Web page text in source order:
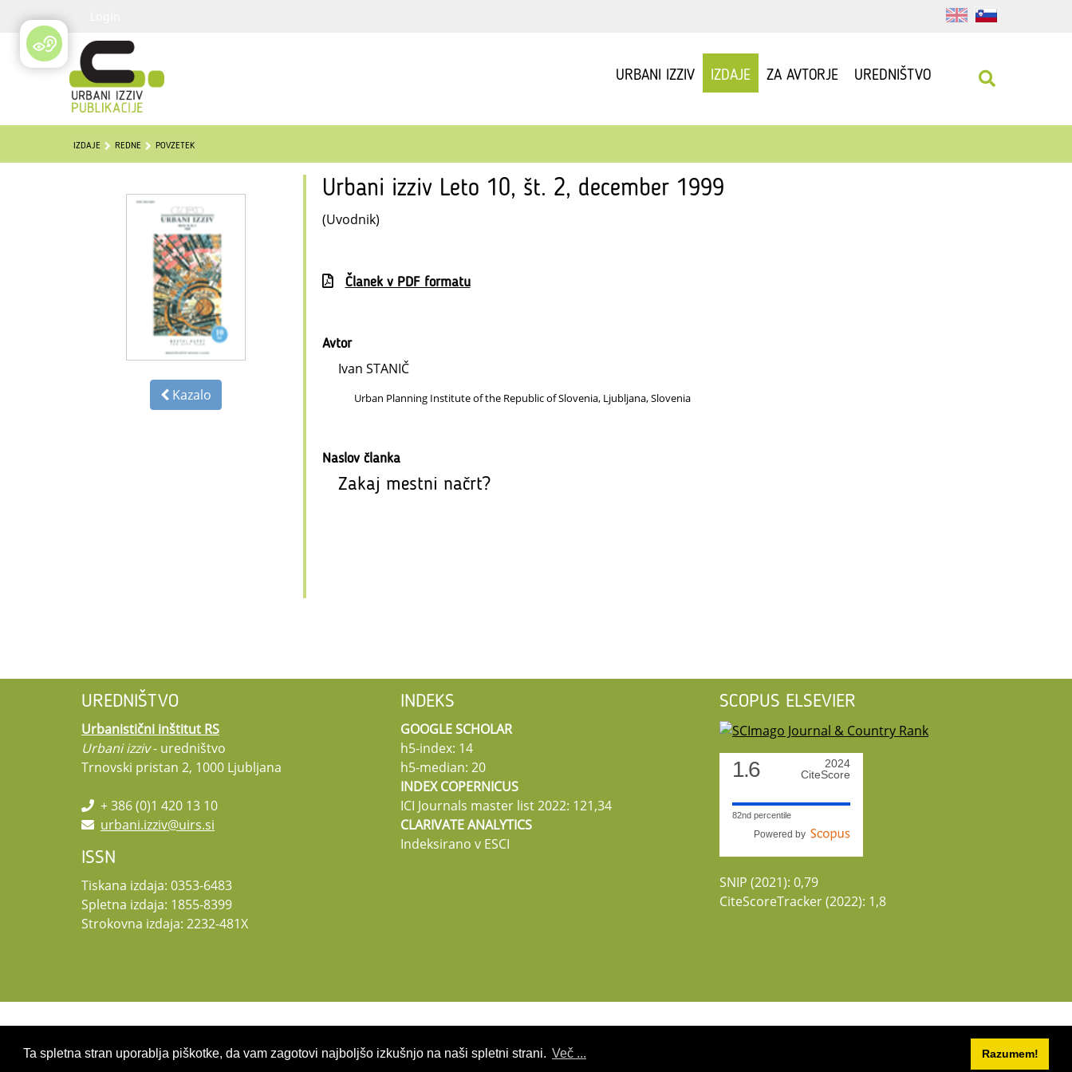
Ta spletna stran uporablja piškotke, da vam zagotovi najboljšo izkušnjo na naši spletni strani. Več ... Razumem!
URBANI IZZIV IZDAJE ZA AVTORJE UREDNIŠTVO
IZDAJE REDNE POVZETEK
Kazalo
Urbani izziv Leto 10, št. 2, december 1999
(Uvodnik)
Članek v PDF formatu
Avtor
Ivan STANIČ
Urban Planning Institute of the Republic of Slovenia, Ljubljana, Slovenia
Naslov članka
Zakaj mestni načrt?
UREDNIŠTVO
Urbanistični inštitut RS
Urbani izziv- uredništvo
Trnovski pristan 2, 1000 Ljubljana
+ 386 (0)1 420 13 10
urbani.izziv@uirs.si
ISSN
Tiskana izdaja: 0353-6483
Spletna izdaja: 1855-8399
Strokovna izdaja: 2232-481X
INDEKS
GOOGLE SCHOLAR
h5-index: 14
h5-median: 20
INDEX COPERNICUS
ICI Journals master list 2022: 121,34
CLARIVATE ANALYTICS
Indeksirano v ESCI
SCOPUS ELSEVIER
1.6
2024
CiteScore
82nd percentile
Powered by
SNIP (2021): 0,79
CiteScoreTracker (2022): 1,8